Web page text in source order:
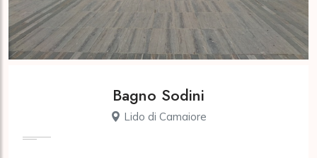
Bagno Sodini
Lido di Camaiore